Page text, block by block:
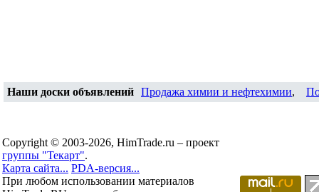
Наши доски объявлений Продажа химии и нефтехимии,
Copyright © 2003-2026, HimTrade.ru – проект
группы "Текарт".
Карта сайта... PDA-версия...
При любом использовании материалов